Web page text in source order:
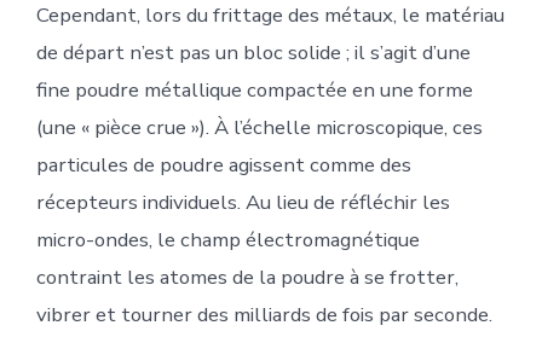
Cependant, lors du frittage des métaux, le matériau
de départ n’est pas un bloc solide ; il s’agit d’une
fine poudre métallique compactée en une forme
(une « pièce crue »). À l’échelle microscopique, ces
particules de poudre agissent comme des
récepteurs individuels. Au lieu de réfléchir les
micro-ondes, le champ électromagnétique
contraint les atomes de la poudre à se frotter,
vibrer et tourner des milliards de fois par seconde.